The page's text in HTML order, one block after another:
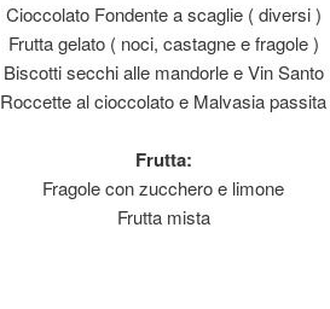
Cioccolato Fondente a scaglie ( diversi )
Frutta gelato ( noci, castagne e fragole )
Biscotti secchi alle mandorle e Vin Santo
Roccette al cioccolato e Malvasia passita
Frutta:
Fragole con zucchero e limone
Frutta mista